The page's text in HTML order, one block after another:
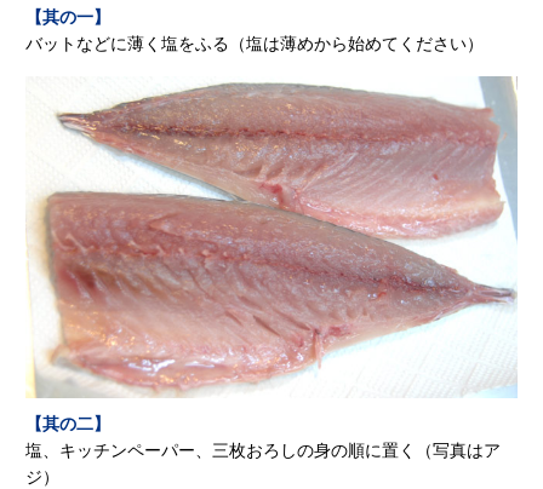
【其の一】
バットなどに薄く塩をふる（塩は薄めから始めてください）
【其の二】
塩、キッチンペーパー、三枚おろしの身の順に置く（写真はア
ジ）